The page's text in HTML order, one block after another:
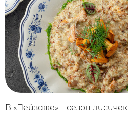
В «Пейзаже» – сезон лисичек